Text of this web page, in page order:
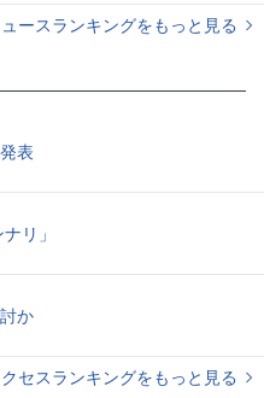
ースランキングをもっと見る
表
リ」
か
セスランキングをもっと見る